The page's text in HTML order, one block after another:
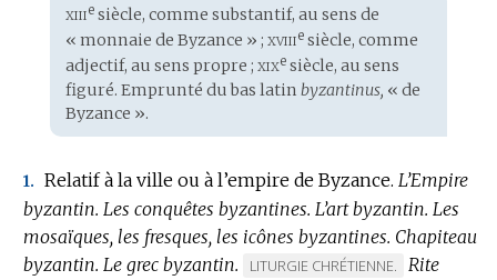
Étymologie
:
xiiiesiècle, comme substantif, au sens de
« monnaie de Byzance » ; xviiiesiècle, comme
adjectif, au sens propre ; xixesiècle, au sens
figuré. Emprunté dubas latin byzantinus, « de
Byzance ».
1. Relatif à la ville ou à l’empire de Byzance. L’Empire
byzantin. Les conquêtes byzantines. L’art byzantin. Les
mosaïques, les fresques, les icônes byzantines. Chapiteau
byzantin. Le grec byzantin.
MARQUE
LITURGIE CHRÉTIENNE.
Rite